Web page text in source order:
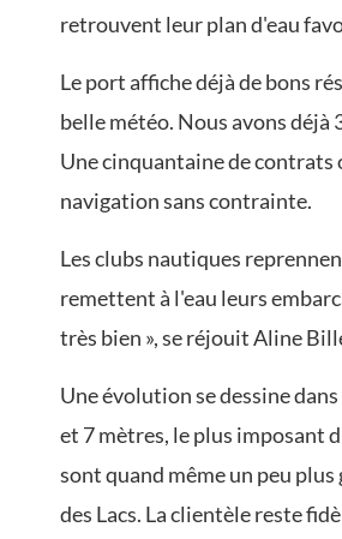
retrouvent leur plan d'eau
Le port affiche déjà de bons
belle météo. Nous avons déjà
Une cinquantaine de contrats
navigation sans contrainte.
Les clubs nautiques
remettent à l'eau leurs
très bien », se réjouit Aline
Une évolution se dessine
et 7 mètres, le plus imposant
sont quand même un peu
des Lacs. La clientèle reste